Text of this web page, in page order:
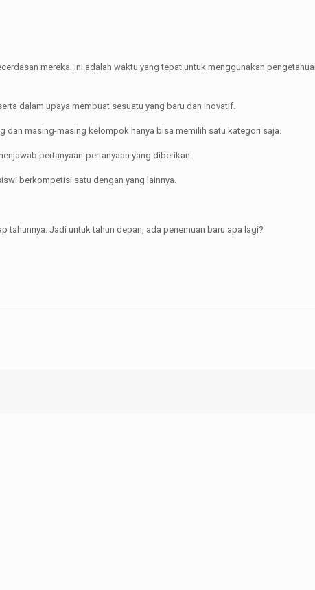
mereka. Ini adalah waktu yang tepat untuk menggunakan
dalam upaya membuat sesuatu yang baru dan inovatif.
dan masing-masing kelompok hanya bisa memilih satu kategori saja.
pertanyaan-pertanyaan yang diberikan.
berkompetisi satu dengan yang lainnya.
tahunnya. Jadi untuk tahun depan, ada penemuan baru apa lagi?